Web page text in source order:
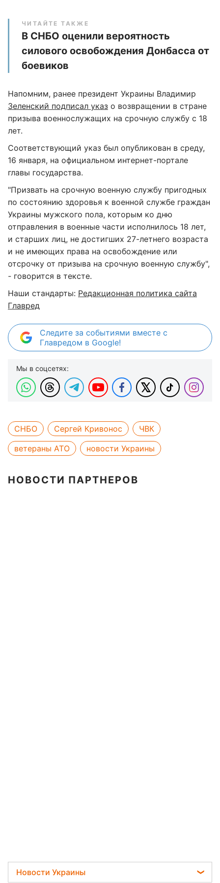
ЧИТАЙТЕ ТАКЖЕ
В СНБО оценили вероятность
силового освобождения Донбасса от
боевиков
Напомним, ранее президент Украины Владимир
Зеленский подписал указ о возвращении в стране
призыва военнослужащих на срочную службу с 18
лет.
Соответствующий указ был опубликован в среду,
16 января, на официальном интернет-портале
главы государства.
"Призвать на срочную военную службу пригодных
по состоянию здоровья к военной службе граждан
Украины мужского пола, которым ко дню
отправления в военные части исполнилось 18 лет,
и старших лиц, не достигших 27-летнего возраста
и не имеющих права на освобождение или
отсрочку от призыва на срочную военную службу",
- говорится в тексте.
Наши стандарты: Редакционная политика сайта
Главред
Следите за событиями вместе с
Главредом в Google!
Мы в соцсетях:
СНБО Сергей Кривонос
ЧВК
ветераны АТО
новости Украины
НОВОСТИ ПАРТНЕРОВ
Новости Украины